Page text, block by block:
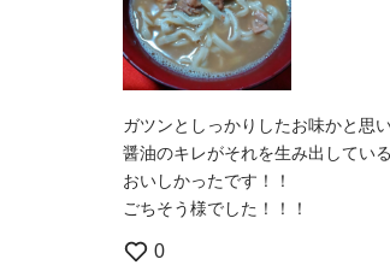
ガツンとしっかりしたお味かと思
醤油のキレがそれを生み出してい
おいしかったです！！
ごちそう様でした！！！
0